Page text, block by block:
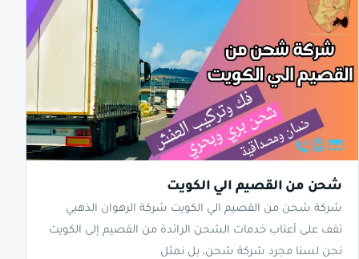
شحن من القصيم الي الكويت
شركة شحن من القصيم الي الكويت شركة الرهوان الذهبي
تقف على أعتاب خدمات الشحن الرائدة من القصيم إلى الكويت
نحن لسنا مجرد شركة شحن، بل نمثل